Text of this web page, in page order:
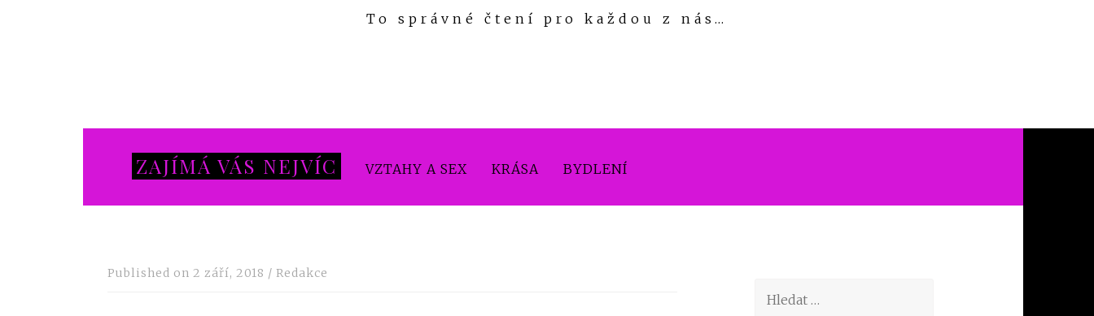
To správné čtení pro každou z nás…
ZAJÍMÁ VÁS NEJVÍC VZTAHY A SEX KRÁSA BYDLENÍ
Published on 2 září, 2018 / Redakce
Vyhledávání